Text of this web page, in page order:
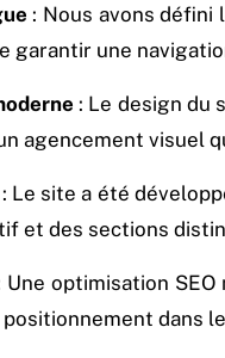
: Nous avons
une
: Le design du
agencement visuel
: Le site a été
et des sections
Une optimisation
dans